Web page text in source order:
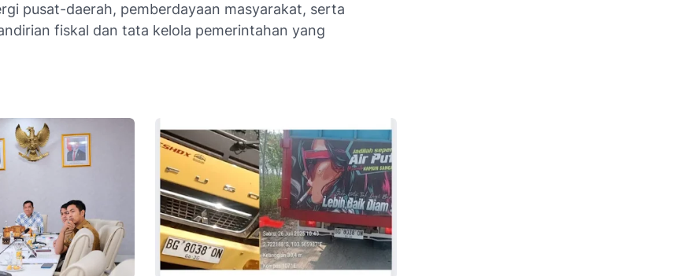
pusat-daerah, pemberdayaan masyarakat, serta
fiskal dan tata kelola pemerintahan yang